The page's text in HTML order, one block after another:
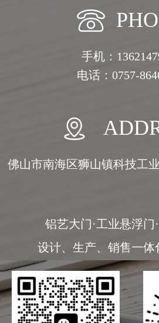
手机：
电话：0757-
佛山市南海区狮山镇科技工
铝艺大门·工业悬浮门
设计、生产、销售一体